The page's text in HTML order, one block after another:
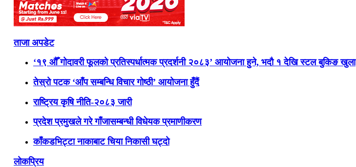
ताजा अपडेट
‘१९ औँ गोदावरी फूलको प्रतिस्पर्धात्मक प्रदर्शनी २०८३’ आयोजना हुने, भदौ १ देखि स्टल बुकिङ खुला
तेस्रो पटक ‘आँप सम्बन्धि विचार गोष्ठी’ आयोजना हुँदैं
राष्ट्रिय कृषि नीति-२०८३ जारी
प्रदेश प्रमुखले गरे गाँजासम्बन्धी विधेयक प्रमाणीकरण
काँकडभिट्टा नाकाबाट चिया निकासी घट्दो
लोकप्रिय